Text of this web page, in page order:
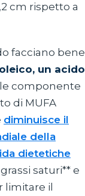
cm rispetto a
facciano bene
un acido
componente
di MUFA
diminuisce il
della
dietetiche
saturi** e
limitare il